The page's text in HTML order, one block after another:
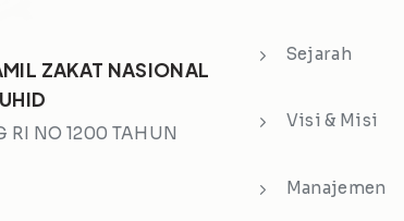
ZAKAT NASIONAL
RI NO 1200 TAHUN
Sejarah
Visi & Misi
Manajemen